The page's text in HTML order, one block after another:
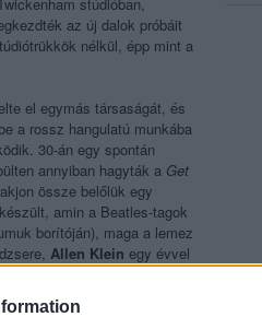
az új dalok próbáit
nélkül, épp mint a
el egymás társaságát, és
a rossz hangulatú munkába
30-án egy spontán
annyiban hagyták a Get
össze belőlük egy
amin a Beatles-tagok
borítóján), maga a lemez
Allen Klein egy évvel
címmel 1970 májusában